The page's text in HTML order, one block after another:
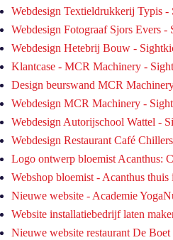
Webdesign Textieldrukkerij Typis -
Webdesign Fotograaf Sjors Evers -
Webdesign Hetebrij Bouw -
Klantcase - MCR Machinery -
Design beurswand MCR
Webdesign MCR Machinery -
Webdesign Autorijschool Wattel -
Webdesign Restaurant Café
Logo ontwerp bloemist Acanthus:
Webshop bloemist - Acanthus
Nieuwe website - Academie
Website installatiebedrijf laten
Nieuwe website restaurant De